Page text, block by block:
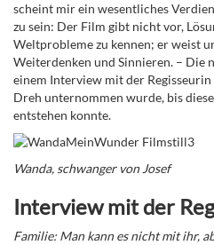
scheint mir ein wesentliches
zu sein: Der Film gibt nicht vor,
Weltprobleme zu kennen; er weist
Weiterdenken und Sinnieren. – Die
einem Interview mit der
Dreh unternommen wurde, bis
entstehen konnte.
Wanda, schwanger von Josef
Interview mit der
Familie: Man kann es nicht mit ihr,